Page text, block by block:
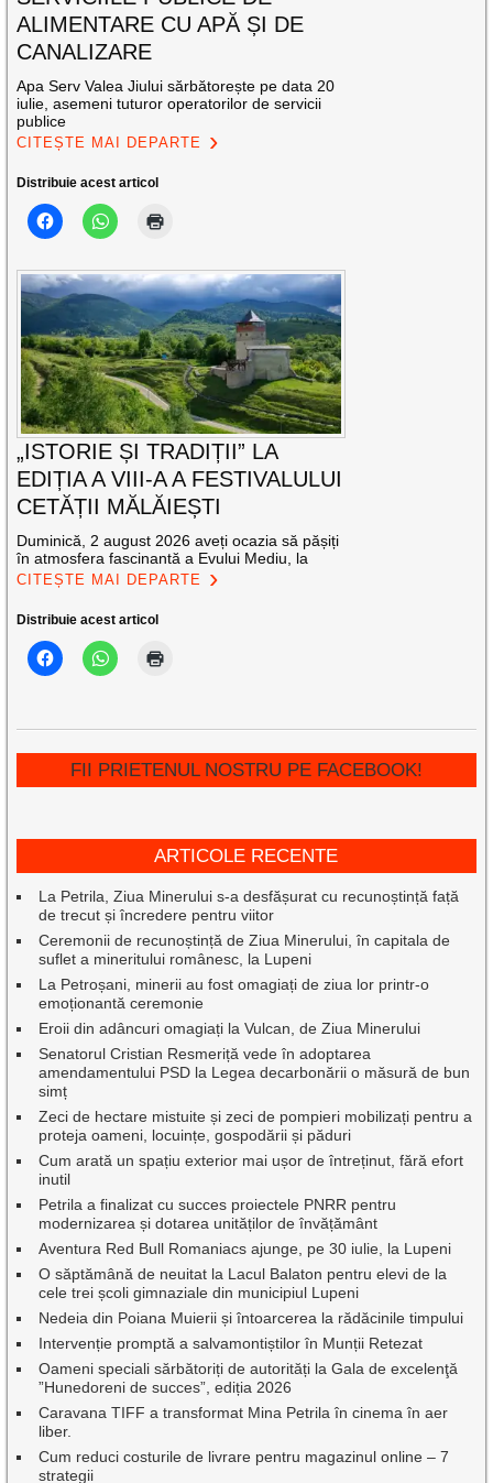
ALIMENTARE CU APĂ ȘI DE
CANALIZARE
Apa Serv Valea Jiului sărbătorește pe data 20
iulie, asemeni tuturor operatorilor de servicii
publice
CITEȘTE MAI DEPARTE
Distribuie acest articol
„ISTORIE ȘI TRADIȚII” LA
EDIȚIA A VIII-A A FESTIVALULUI
CETĂȚII MĂLĂIEȘTI
Duminică, 2 august 2026 aveți ocazia să pășiți
în atmosfera fascinantă a Evului Mediu, la
CITEȘTE MAI DEPARTE
Distribuie acest articol
FII PRIETENUL NOSTRU PE FACEBOOK!
ARTICOLE RECENTE
La Petrila, Ziua Minerului s-a desfășurat cu recunoștință față
de trecut și încredere pentru viitor
Ceremonii de recunoștință de Ziua Minerului, în capitala de
suflet a mineritului românesc, la Lupeni
La Petroșani, minerii au fost omagiați de ziua lor printr-o
emoționantă ceremonie
Eroii din adâncuri omagiați la Vulcan, de Ziua Minerului
Senatorul Cristian Resmeriță vede în adoptarea
amendamentului PSD la Legea decarbonării o măsură de bun
simț
Zeci de hectare mistuite și zeci de pompieri mobilizați pentru a
proteja oameni, locuințe, gospodării și păduri
Cum arată un spațiu exterior mai ușor de întreținut, fără efort
inutil
Petrila a finalizat cu succes proiectele PNRR pentru
modernizarea și dotarea unităților de învățământ
Aventura Red Bull Romaniacs ajunge, pe 30 iulie, la Lupeni
O săptămână de neuitat la Lacul Balaton pentru elevi de la
cele trei școli gimnaziale din municipiul Lupeni
Nedeia din Poiana Muierii și întoarcerea la rădăcinile timpului
Intervenție promptă a salvamontiștilor în Munții Retezat
Oameni speciali sărbătoriți de autorități la Gala de excelenţă
”Hunedoreni de succes”, ediția 2026
Caravana TIFF a transformat Mina Petrila în cinema în aer
liber.
Cum reduci costurile de livrare pentru magazinul online – 7
strategii